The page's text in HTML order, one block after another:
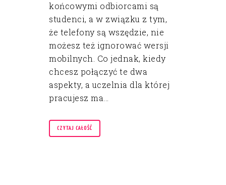
końcowymi odbiorcami są
studenci, a w związku z tym,
że telefony są wszędzie, nie
możesz też ignorować wersji
mobilnych. Co jednak, kiedy
chcesz połączyć te dwa
aspekty, a uczelnia dla której
pracujesz ma...
CZYTAJ CAŁOŚĆ